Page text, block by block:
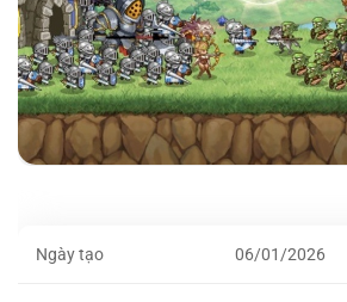
Ngày tạo 06/01/2026